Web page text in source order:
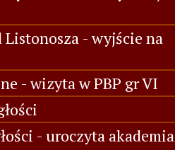
Listonosza - wyjście na
- wizyta w PBP gr VI
- uroczyta akademia